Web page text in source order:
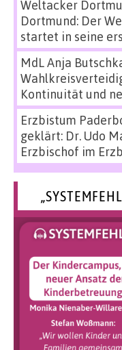
Weltacker
Dortmund: Der
startet in seine
MdL Anja
Kontinuität und
Erzbistum
geklärt: Dr. Udo
Erzbischof im